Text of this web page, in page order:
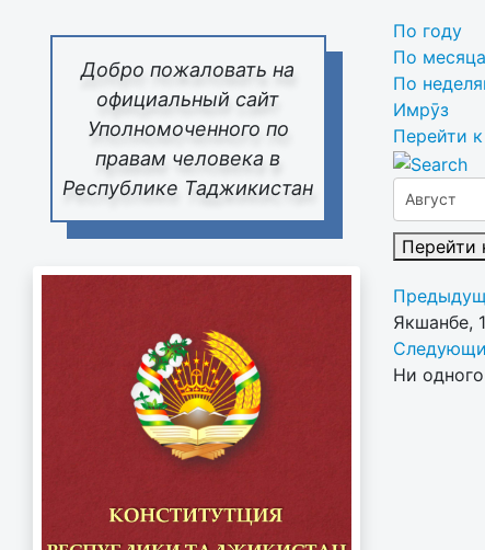
Добро пожаловать на
официальный сайт
Уполномоченного по
правам человека в
Республике Таджикистан
По году
По
По
Имрӯз
Перейти
Перейти
Якшанбе,
Ни